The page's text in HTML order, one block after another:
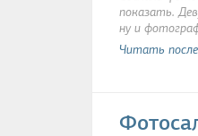
показать.
ну и
Читать